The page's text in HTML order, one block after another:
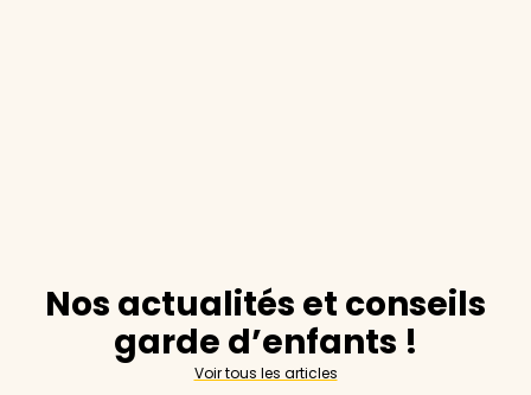
Nos actualités et conseils
garde d’enfants !
Voir tous les articles